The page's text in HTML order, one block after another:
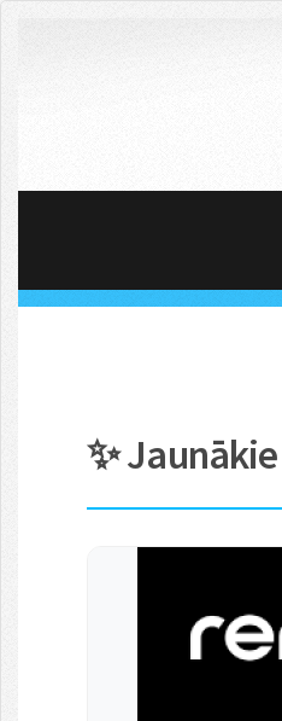
✨